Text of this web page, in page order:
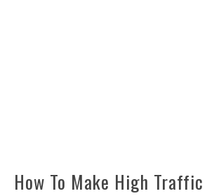
How To Make High